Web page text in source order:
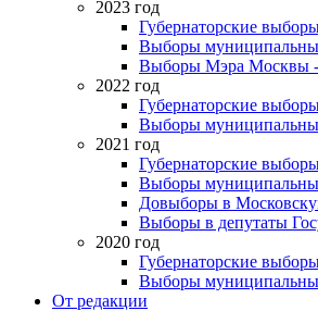
2023 год
Губернаторские
Выборы
Выборы Мэра Москвы
2022 год
Губернаторские
Выборы
2021 год
Губернаторские
Выборы
Довыборы в
Выборы в депутаты
2020 год
Губернаторские
Выборы
От редакции